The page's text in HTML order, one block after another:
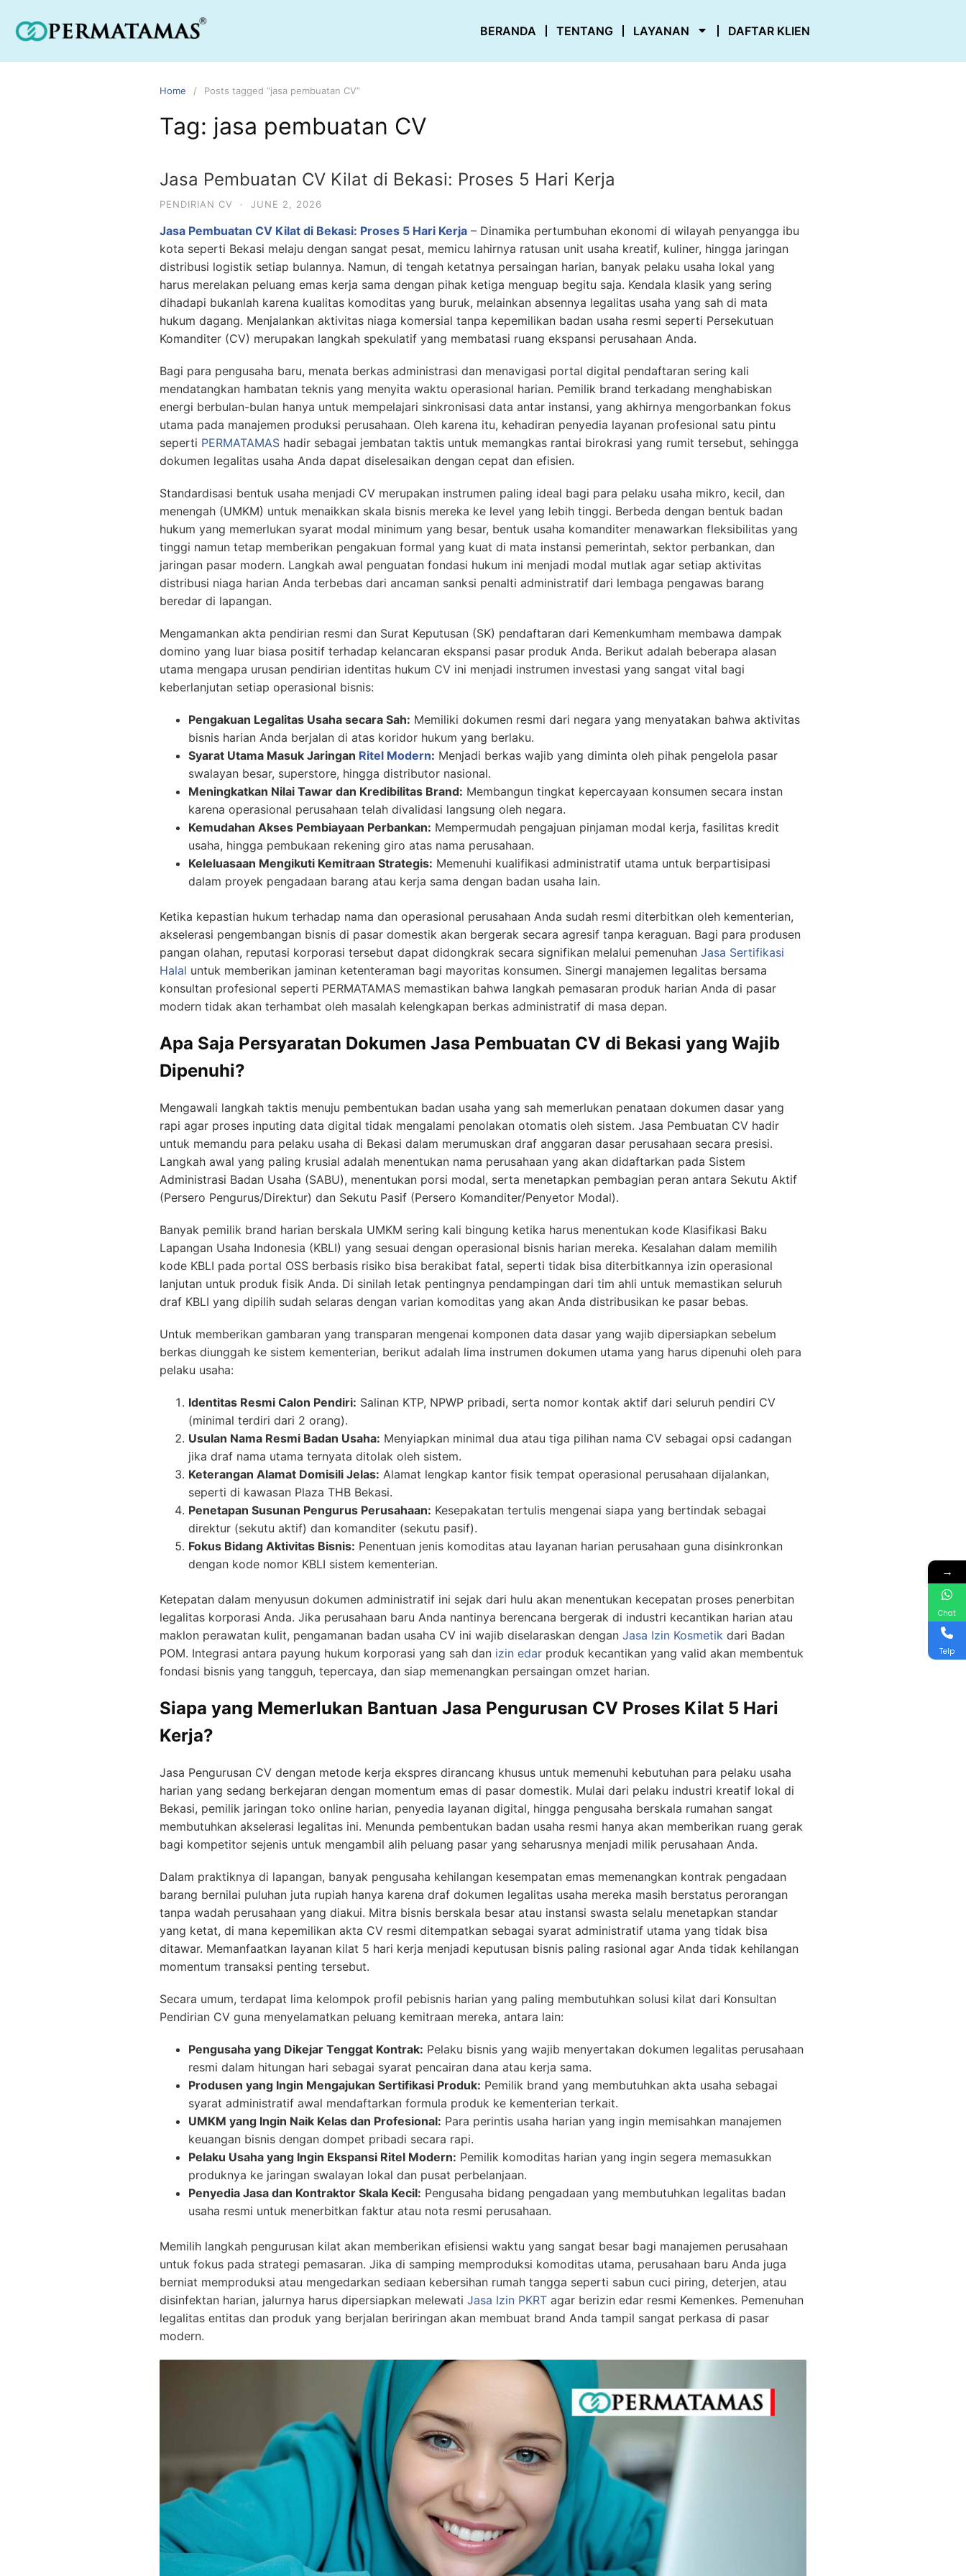
BERANDA TENTANG LAYANAN DAFTAR KLIEN
Home Posts tagged “jasa pembuatan CV”
Tag: jasa pembuatan CV
Jasa Pembuatan CV Kilat di Bekasi: Proses 5 Hari Kerja
PENDIRIAN CV · JUNE 2, 2026
Jasa Pembuatan CV Kilat di Bekasi: Proses 5 Hari Kerja – Dinamika pertumbuhan ekonomi di wilayah penyangga ibu
kota seperti Bekasi melaju dengan sangat pesat, memicu lahirnya ratusan unit usaha kreatif, kuliner, hingga jaringan
distribusi logistik setiap bulannya. Namun, di tengah ketatnya persaingan harian, banyak pelaku usaha lokal yang
harus merelakan peluang emas kerja sama dengan pihak ketiga menguap begitu saja. Kendala klasik yang sering
dihadapi bukanlah karena kualitas komoditas yang buruk, melainkan absennya legalitas usaha yang sah di mata
hukum dagang. Menjalankan aktivitas niaga komersial tanpa kepemilikan badan usaha resmi seperti Persekutuan
Komanditer (CV) merupakan langkah spekulatif yang membatasi ruang ekspansi perusahaan Anda.
Bagi para pengusaha baru, menata berkas administrasi dan menavigasi portal digital pendaftaran sering kali
mendatangkan hambatan teknis yang menyita waktu operasional harian. Pemilik brand terkadang menghabiskan
energi berbulan-bulan hanya untuk mempelajari sinkronisasi data antar instansi, yang akhirnya mengorbankan fokus
utama pada manajemen produksi perusahaan. Oleh karena itu, kehadiran penyedia layanan profesional satu pintu
seperti PERMATAMAS hadir sebagai jembatan taktis untuk memangkas rantai birokrasi yang rumit tersebut, sehingga
dokumen legalitas usaha Anda dapat diselesaikan dengan cepat dan efisien.
Standardisasi bentuk usaha menjadi CV merupakan instrumen paling ideal bagi para pelaku usaha mikro, kecil, dan
menengah (UMKM) untuk menaikkan skala bisnis mereka ke level yang lebih tinggi. Berbeda dengan bentuk badan
hukum yang memerlukan syarat modal minimum yang besar, bentuk usaha komanditer menawarkan fleksibilitas yang
tinggi namun tetap memberikan pengakuan formal yang kuat di mata instansi pemerintah, sektor perbankan, dan
jaringan pasar modern. Langkah awal penguatan fondasi hukum ini menjadi modal mutlak agar setiap aktivitas
distribusi niaga harian Anda terbebas dari ancaman sanksi penalti administratif dari lembaga pengawas barang
beredar di lapangan.
Mengamankan akta pendirian resmi dan Surat Keputusan (SK) pendaftaran dari Kemenkumham membawa dampak
domino yang luar biasa positif terhadap kelancaran ekspansi pasar produk Anda. Berikut adalah beberapa alasan
utama mengapa urusan pendirian identitas hukum CV ini menjadi instrumen investasi yang sangat vital bagi
keberlanjutan setiap operasional bisnis:
Pengakuan Legalitas Usaha secara Sah: Memiliki dokumen resmi dari negara yang menyatakan bahwa aktivitas
bisnis harian Anda berjalan di atas koridor hukum yang berlaku.
Syarat Utama Masuk Jaringan Ritel Modern: Menjadi berkas wajib yang diminta oleh pihak pengelola pasar
swalayan besar, superstore, hingga distributor nasional.
Meningkatkan Nilai Tawar dan Kredibilitas Brand: Membangun tingkat kepercayaan konsumen secara instan
karena operasional perusahaan telah divalidasi langsung oleh negara.
Kemudahan Akses Pembiayaan Perbankan: Mempermudah pengajuan pinjaman modal kerja, fasilitas kredit
usaha, hingga pembukaan rekening giro atas nama perusahaan.
Keleluasaan Mengikuti Kemitraan Strategis: Memenuhi kualifikasi administratif utama untuk berpartisipasi
dalam proyek pengadaan barang atau kerja sama dengan badan usaha lain.
Ketika kepastian hukum terhadap nama dan operasional perusahaan Anda sudah resmi diterbitkan oleh kementerian,
akselerasi pengembangan bisnis di pasar domestik akan bergerak secara agresif tanpa keraguan. Bagi para produsen
pangan olahan, reputasi korporasi tersebut dapat didongkrak secara signifikan melalui pemenuhan Jasa Sertifikasi
Halal untuk memberikan jaminan ketenteraman bagi mayoritas konsumen. Sinergi manajemen legalitas bersama
konsultan profesional seperti PERMATAMAS memastikan bahwa langkah pemasaran produk harian Anda di pasar
modern tidak akan terhambat oleh masalah kelengkapan berkas administratif di masa depan.
Apa Saja Persyaratan Dokumen Jasa Pembuatan CV di Bekasi yang Wajib
Dipenuhi?
Mengawali langkah taktis menuju pembentukan badan usaha yang sah memerlukan penataan dokumen dasar yang
rapi agar proses inputing data digital tidak mengalami penolakan otomatis oleh sistem. Jasa Pembuatan CV hadir
untuk memandu para pelaku usaha di Bekasi dalam merumuskan draf anggaran dasar perusahaan secara presisi.
Langkah awal yang paling krusial adalah menentukan nama perusahaan yang akan didaftarkan pada Sistem
Administrasi Badan Usaha (SABU), menentukan porsi modal, serta menetapkan pembagian peran antara Sekutu Aktif
(Persero Pengurus/Direktur) dan Sekutu Pasif (Persero Komanditer/Penyetor Modal).
Banyak pemilik brand harian berskala UMKM sering kali bingung ketika harus menentukan kode Klasifikasi Baku
Lapangan Usaha Indonesia (KBLI) yang sesuai dengan operasional bisnis harian mereka. Kesalahan dalam memilih
kode KBLI pada portal OSS berbasis risiko bisa berakibat fatal, seperti tidak bisa diterbitkannya izin operasional
lanjutan untuk produk fisik Anda. Di sinilah letak pentingnya pendampingan dari tim ahli untuk memastikan seluruh
draf KBLI yang dipilih sudah selaras dengan varian komoditas yang akan Anda distribusikan ke pasar bebas.
Untuk memberikan gambaran yang transparan mengenai komponen data dasar yang wajib dipersiapkan sebelum
berkas diunggah ke sistem kementerian, berikut adalah lima instrumen dokumen utama yang harus dipenuhi oleh para
pelaku usaha:
Identitas Resmi Calon Pendiri: Salinan KTP, NPWP pribadi, serta nomor kontak aktif dari seluruh pendiri CV
(minimal terdiri dari 2 orang).
Usulan Nama Resmi Badan Usaha: Menyiapkan minimal dua atau tiga pilihan nama CV sebagai opsi cadangan
jika draf nama utama ternyata ditolak oleh sistem.
Keterangan Alamat Domisili Jelas: Alamat lengkap kantor fisik tempat operasional perusahaan dijalankan,
seperti di kawasan Plaza THB Bekasi.
Penetapan Susunan Pengurus Perusahaan: Kesepakatan tertulis mengenai siapa yang bertindak sebagai
direktur (sekutu aktif) dan komanditer (sekutu pasif).
Fokus Bidang Aktivitas Bisnis: Penentuan jenis komoditas atau layanan harian perusahaan guna disinkronkan
dengan kode nomor KBLI sistem kementerian.
Ketepatan dalam menyusun dokumen administratif ini sejak dari hulu akan menentukan kecepatan proses penerbitan
legalitas korporasi Anda. Jika perusahaan baru Anda nantinya berencana bergerak di industri kecantikan harian atau
maklon perawatan kulit, pengamanan badan usaha CV ini wajib diselaraskan dengan Jasa Izin Kosmetik dari Badan
POM. Integrasi antara payung hukum korporasi yang sah dan izin edar produk kecantikan yang valid akan membentuk
fondasi bisnis yang tangguh, tepercaya, dan siap memenangkan persaingan omzet harian.
Siapa yang Memerlukan Bantuan Jasa Pengurusan CV Proses Kilat 5 Hari
Kerja?
Jasa Pengurusan CV dengan metode kerja ekspres dirancang khusus untuk memenuhi kebutuhan para pelaku usaha
harian yang sedang berkejaran dengan momentum emas di pasar domestik. Mulai dari pelaku industri kreatif lokal di
Bekasi, pemilik jaringan toko online harian, penyedia layanan digital, hingga pengusaha berskala rumahan sangat
membutuhkan akselerasi legalitas ini. Menunda pembentukan badan usaha resmi hanya akan memberikan ruang gerak
bagi kompetitor sejenis untuk mengambil alih peluang pasar yang seharusnya menjadi milik perusahaan Anda.
Dalam praktiknya di lapangan, banyak pengusaha kehilangan kesempatan emas memenangkan kontrak pengadaan
barang bernilai puluhan juta rupiah hanya karena draf dokumen legalitas usaha mereka masih berstatus perorangan
tanpa wadah perusahaan yang diakui. Mitra bisnis berskala besar atau instansi swasta selalu menetapkan standar
yang ketat, di mana kepemilikan akta CV resmi ditempatkan sebagai syarat administratif utama yang tidak bisa
ditawar. Memanfaatkan layanan kilat 5 hari kerja menjadi keputusan bisnis paling rasional agar Anda tidak kehilangan
momentum transaksi penting tersebut.
Secara umum, terdapat lima kelompok profil pebisnis harian yang paling membutuhkan solusi kilat dari Konsultan
Pendirian CV guna menyelamatkan peluang kemitraan mereka, antara lain:
Pengusaha yang Dikejar Tenggat Kontrak: Pelaku bisnis yang wajib menyertakan dokumen legalitas perusahaan
resmi dalam hitungan hari sebagai syarat pencairan dana atau kerja sama.
Produsen yang Ingin Mengajukan Sertifikasi Produk: Pemilik brand yang membutuhkan akta usaha sebagai
syarat administratif awal mendaftarkan formula produk ke kementerian terkait.
UMKM yang Ingin Naik Kelas dan Profesional: Para perintis usaha harian yang ingin memisahkan manajemen
keuangan bisnis dengan dompet pribadi secara rapi.
Pelaku Usaha yang Ingin Ekspansi Ritel Modern: Pemilik komoditas harian yang ingin segera memasukkan
produknya ke jaringan swalayan lokal dan pusat perbelanjaan.
Penyedia Jasa dan Kontraktor Skala Kecil: Pengusaha bidang pengadaan yang membutuhkan legalitas badan
usaha resmi untuk menerbitkan faktur atau nota resmi perusahaan.
Memilih langkah pengurusan kilat akan memberikan efisiensi waktu yang sangat besar bagi manajemen perusahaan
untuk fokus pada strategi pemasaran. Jika di samping memproduksi komoditas utama, perusahaan baru Anda juga
berniat memproduksi atau mengedarkan sediaan kebersihan rumah tangga seperti sabun cuci piring, deterjen, atau
disinfektan harian, jalurnya harus dipersiapkan melewati Jasa Izin PKRT agar berizin edar resmi Kemenkes. Pemenuhan
legalitas entitas dan produk yang berjalan beriringan akan membuat brand Anda tampil sangat perkasa di pasar
modern.
→
Chat
Telp